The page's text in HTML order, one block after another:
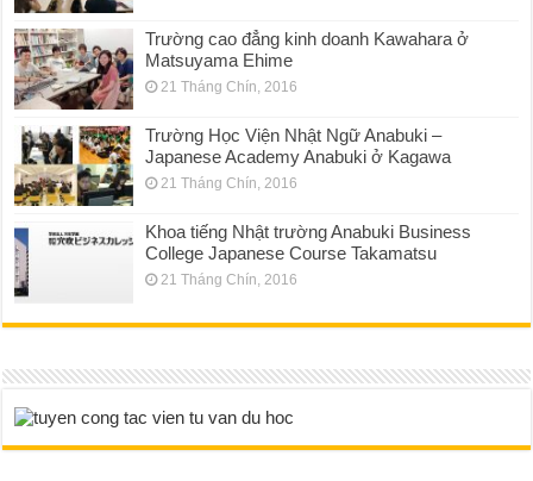
Trường cao đẳng kinh doanh Kawahara ở
Matsuyama Ehime
21 Tháng Chín, 2016
Trường Học Viện Nhật Ngữ Anabuki –
Japanese Academy Anabuki ở Kagawa
21 Tháng Chín, 2016
Khoa tiếng Nhật trường Anabuki Business
College Japanese Course Takamatsu
21 Tháng Chín, 2016